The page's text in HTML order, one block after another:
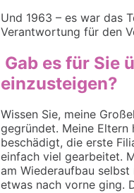
Und 1963 – es war das
Verantwortung für den
Gab es für Sie
einzusteigen?
Wissen Sie, meine
gegründet. Meine
beschädigt, die erste
einfach viel gearbeitet.
am Wiederaufbau selbst
etwas nach vorne ging.